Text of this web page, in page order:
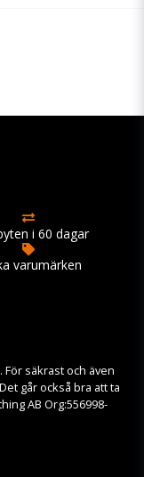
i 60 dagar
varumärken
säkrast och även
går också bra att ta
AB Org:556998-